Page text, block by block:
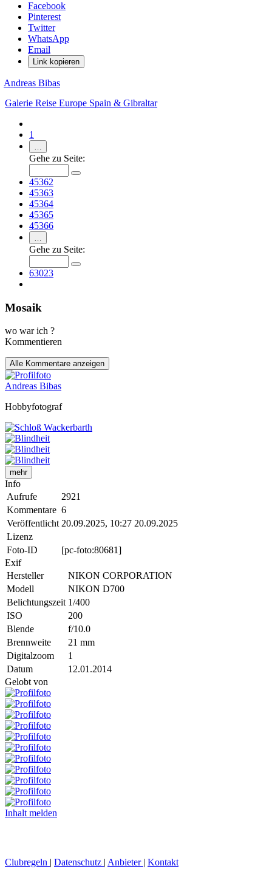
Facebook
Pinterest
Twitter
WhatsApp
Email
Link kopieren
Andreas Bibas
Galerie Reise Europe Spain & Gibraltar
1
…
Gehe zu Seite:
45362
45363
45364
45365
45366
…
Gehe zu Seite:
63023
Mosaik
wo war ich ?
Kommentieren
Alle Kommentare anzeigen
Andreas Bibas
Hobbyfotograf
mehr
Info
Aufrufe
2921
Kommentare 6
Veröffentlicht 20.09.2025, 10:27 20.09.2025
Lizenz
Foto-ID
[pc-foto:80681]
Exif
Hersteller
NIKON CORPORATION
Modell
NIKON D700
Belichtungszeit 1/400
ISO
200
Blende
f/10.0
Brennweite
21 mm
Digitalzoom
1
Datum
12.01.2014
Gelobt von
Inhalt melden
Clubregeln | Datenschutz | Anbieter | Kontakt